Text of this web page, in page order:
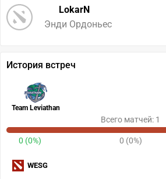
LokarN
Энди Ордоньес
История встреч
Team Leviathan
Всего матчей: 1
0 (0%) 0 (0%)
WESG